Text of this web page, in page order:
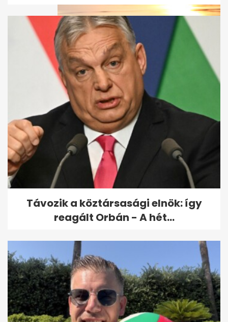
Drámai életmentés a Dráván,
két barcsi apa ugrott a
fuldokló...
Távozik a köztársasági elnök: így
reagált Orbán - A hét...